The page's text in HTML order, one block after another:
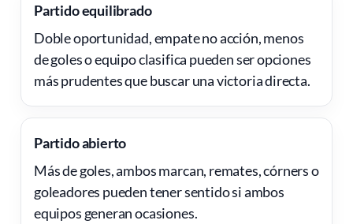
Partido equilibrado
Doble oportunidad, empate no acción, menos
de goles o equipo clasifica pueden ser opciones
más prudentes que buscar una victoria directa.
Partido abierto
Más de goles, ambos marcan, remates, córners o
goleadores pueden tener sentido si ambos
equipos generan ocasiones.